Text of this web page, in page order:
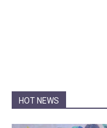
HOT NEWS